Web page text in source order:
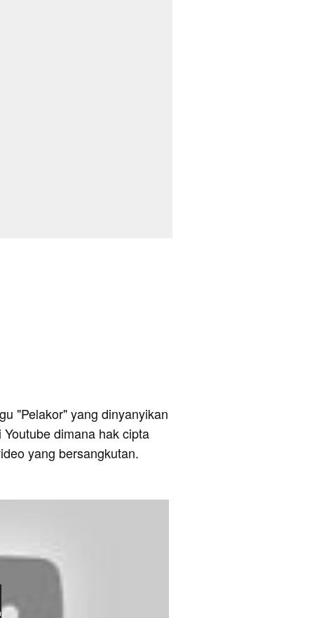
"Pelakor" yang dinyanyikan
dimana hak cipta
yang bersangkutan.